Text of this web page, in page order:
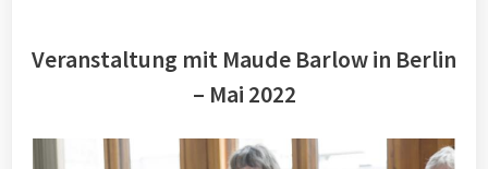
Veranstaltung mit Maude Barlow in Berlin
– Mai 2022